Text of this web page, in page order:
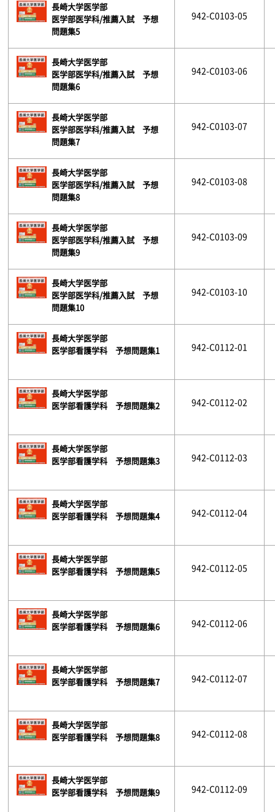
長崎大学医学部
医学部医学科/推薦入試 予想
問題集5
942-C0103-05
長崎大学医学部
医学部医学科/推薦入試 予想
問題集6
942-C0103-06
長崎大学医学部
医学部医学科/推薦入試 予想
問題集7
942-C0103-07
長崎大学医学部
医学部医学科/推薦入試 予想
問題集8
942-C0103-08
長崎大学医学部
医学部医学科/推薦入試 予想
問題集9
942-C0103-09
長崎大学医学部
医学部医学科/推薦入試 予想
問題集10
942-C0103-10
長崎大学医学部
医学部看護学科 予想問題集1
942-C0112-01
長崎大学医学部
医学部看護学科 予想問題集2
942-C0112-02
長崎大学医学部
医学部看護学科 予想問題集3
942-C0112-03
長崎大学医学部
医学部看護学科 予想問題集4
942-C0112-04
長崎大学医学部
医学部看護学科 予想問題集5
942-C0112-05
長崎大学医学部
医学部看護学科 予想問題集6
942-C0112-06
長崎大学医学部
医学部看護学科 予想問題集7
942-C0112-07
長崎大学医学部
医学部看護学科 予想問題集8
942-C0112-08
長崎大学医学部
医学部看護学科 予想問題集9
942-C0112-09